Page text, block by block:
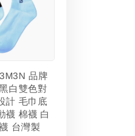
品牌
白雙色對
計 毛巾底
襪 棉襪 白
台灣製